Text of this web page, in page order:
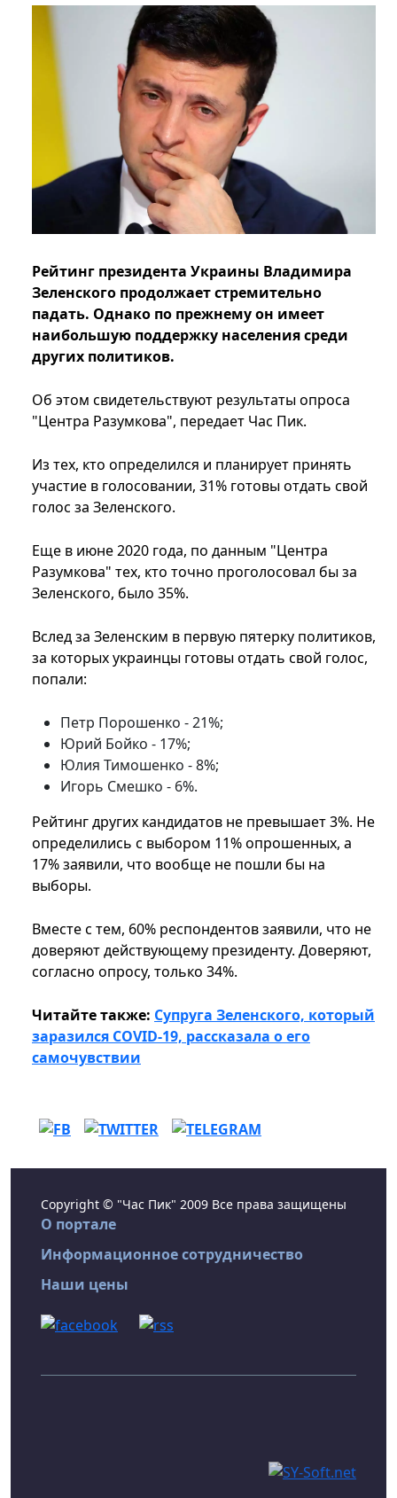
Рейтинг президента Украины Владимира
Зеленского продолжает стремительно
падать. Однако по прежнему он имеет
наибольшую поддержку населения среди
других политиков.
Об этом свидетельствуют результаты опроса
"Центра Разумкова", передает Час Пик.
Из тех, кто определился и планирует принять
участие в голосовании, 31% готовы отдать свой
голос за Зеленского.
Еще в июне 2020 года, по данным "Центра
Разумкова" тех, кто точно проголосовал бы за
Зеленского, было 35%.
Вслед за Зеленским в первую пятерку политиков,
за которых украинцы готовы отдать свой голос,
попали:
Петр Порошенко - 21%;
Юрий Бойко - 17%;
Юлия Тимошенко - 8%;
Игорь Смешко - 6%.
Рейтинг других кандидатов не превышает 3%. Не
определились с выбором 11% опрошенных, а
17% заявили, что вообще не пошли бы на
выборы.
Вместе с тем, 60% респондентов заявили, что не
доверяют действующему президенту. Доверяют,
согласно опросу, только 34%.
Читайте также: Супруга Зеленского, который
заразился COVID-19, рассказала о его
самочувствии
Copyright © "Час Пик" 2009 Все права защищены
О портале
Информационное сотрудничество
Наши цены